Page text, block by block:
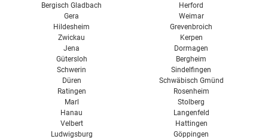
Bergisch Gladbach
Gera
Hildesheim
Zwickau
Jena
Gütersloh
Schwerin
Düren
Ratingen
Marl
Hanau
Velbert
Ludwigsburg
Herford
Weimar
Grevenbroich
Kerpen
Dormagen
Bergheim
Sindelfingen
Schwäbisch Gmünd
Rosenheim
Stolberg
Langenfeld
Hattingen
Göppingen